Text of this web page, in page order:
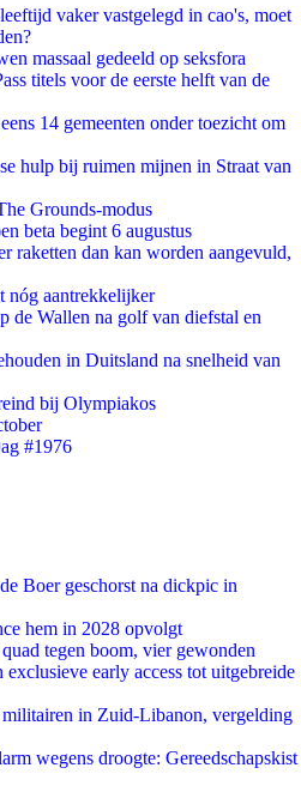
vaker vastgelegd in cao's, moet
massaal gedeeld op seksfora
titels voor de eerste helft van de
14 gemeenten onder toezicht om
hulp bij ruimen mijnen in Straat van
Grounds-modus
beta begint 6 augustus
raketten dan kan worden aangevuld,
nóg aantrekkelijker
de Wallen na golf van diefstal en
in Duitsland na snelheid van
bij Olympiakos
#1976
Boer geschorst na dickpic in
hem in 2028 opvolgt
tegen boom, vier gewonden
early access tot uitgebreide
in Zuid-Libanon, vergelding
wegens droogte: Gereedschapskist